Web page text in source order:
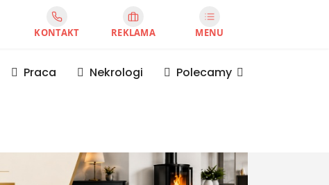
KONTAKT REKLAMA MENU
Praca Nekrologi Polecamy